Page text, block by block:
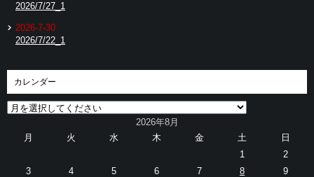
2026/7/27_1
2026-7-30
2026/7/22_1
カレンダー
2026年8月
月
火 水 木 金 土 日
1
2
3
4 5 6 7 8
9